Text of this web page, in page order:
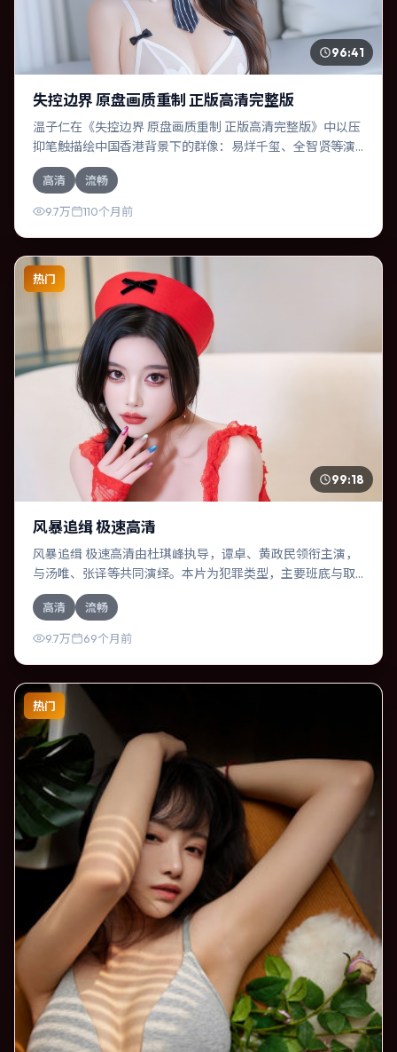
96:41
失控边界 原盘画质重制 正版高清完整版
温子仁在《失控边界 原盘画质重制 正版高清完整版》中以压
抑笔触描绘中国香港背景下的群像：易烊千玺、全智贤等演
员层次丰富。作为一部惊悚作品，故事从日常裂缝切入，逐
步推向不可逆转的结局；视听语言统一，情感落点克制有
力。
高清 流畅
9.7万 110个月前
热门
99:18
风暴追缉 极速高清
风暴追缉 极速高清由杜琪峰执导，谭卓、黄政民领衔主演，
与汤唯、张译等共同演绎。本片为犯罪类型，主要班底与取
景来自俄罗斯。人工智能介入司法审判，人性边界遭遇拷
问。影片整体气质温暖，节奏紧凑，人物动机清晰，适合喜
欢强情节与细腻表演的观众。
高清 流畅
9.7万 69个月前
热门